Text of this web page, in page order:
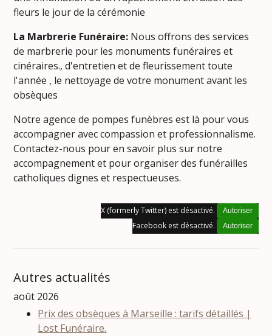
fleurs le jour de la cérémonie
La Marbrerie Funéraire: Nous offrons des services
de marbrerie pour les monuments funéraires et
cinéraires., d'entretien et de fleurissement toute
l'année , le nettoyage de votre monument avant les
obsèques
Notre agence de pompes funèbres est là pour vous
accompagner avec compassion et professionnalisme.
Contactez-nous pour en savoir plus sur notre
accompagnement et pour organiser des funérailles
catholiques dignes et respectueuses.
X (formerly Twitter) est désactivé. Autoriser
Facebook est désactivé. Autoriser
Autres actualités
août 2026
Prix des obsèques à Marseille : tarifs détaillés |
Lost Funéraire.